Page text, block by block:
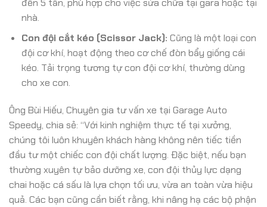
đến 5 tấn, phù hợp cho việc sửa chữa tại gara hoặc tại
nhà.
Con đội cắt kéo (Scissor Jack): Cũng là một loại con
đội cơ khí, hoạt động theo cơ chế đòn bẩy giống cái
kéo. Tải trọng tương tự con đội cơ khí, thường dùng
cho xe con.
Ông Bùi Hiếu, Chuyên gia tư vấn xe tại Garage Auto
Speedy, chia sẻ: “Với kinh nghiệm thực tế tại xưởng,
chúng tôi luôn khuyên khách hàng không nên tiếc tiền
đầu tư một chiếc con đội chất lượng. Đặc biệt, nếu bạn
thường xuyên tự bảo dưỡng xe, con đội thủy lực dạng
chai hoặc cá sấu là lựa chọn tối ưu, vừa an toàn vừa hiệu
quả. Các bạn cũng cần biết rằng, khi nâng hạ các bộ phận